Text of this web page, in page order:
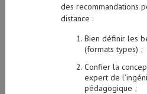
des recommandations
distance :
Bien définir les
(formats types) ;
Confier la
expert de
pédagogique ;